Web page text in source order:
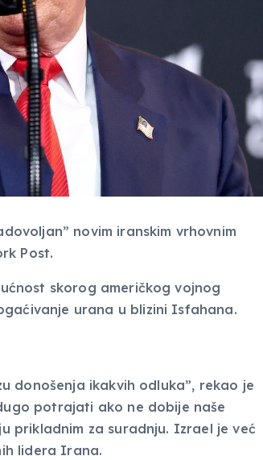
novim iranskim vrhovnim
Post.
skorog američkog vojnog
urana u blizini Isfahana.
donošenja ikakvih odluka”, rekao je
potrajati ako ne dobije naše
prikladnim za suradnju. Izrael je već
lidera Irana.